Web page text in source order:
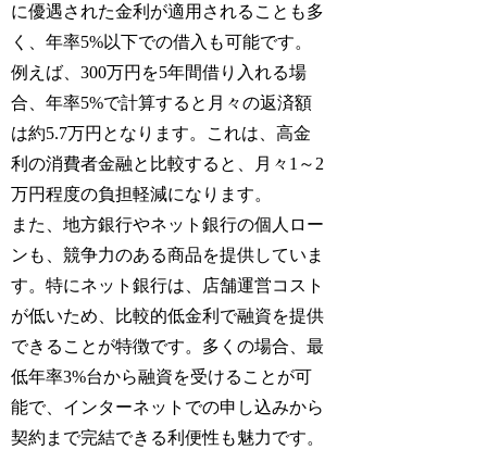
に優遇された金利が適用されることも多
く、年率5%以下での借入も可能です。
例えば、300万円を5年間借り入れる場
合、年率5%で計算すると月々の返済額
は約5.7万円となります。これは、高金
利の消費者金融と比較すると、月々1～2
万円程度の負担軽減になります。
また、地方銀行やネット銀行の個人ロー
ンも、競争力のある商品を提供していま
す。特にネット銀行は、店舗運営コスト
が低いため、比較的低金利で融資を提供
できることが特徴です。多くの場合、最
低年率3%台から融資を受けることが可
能で、インターネットでの申し込みから
契約まで完結できる利便性も魅力です。